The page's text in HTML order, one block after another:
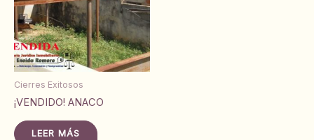
Cierres Exitosos
¡VENDIDO! ANACO
LEER MÁS